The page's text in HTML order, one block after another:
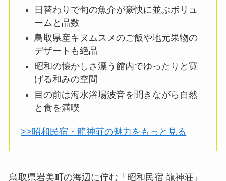
日替わりで旬の魚介が豪快に並ぶボリュ
ームと品数
鳥取県産キヌムスメのご飯や地元果物の
デザートも絶品
昭和の懐かしさ漂う館内でゆったりと寛
げる和みの空間
目の前は海水浴場波音を聞きながら自然
と食を満喫
>>昭和民宿・龍神荘の魅力をもっと見る
鳥取県岩美町の海辺に佇む「昭和民宿 龍神荘」